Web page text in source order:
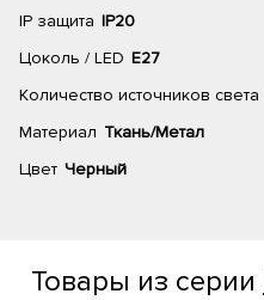
IP защита IP20
Цоколь / LED E27
Количество источников света
Материал Ткань/Метал
Цвет Черный
Товары из серии